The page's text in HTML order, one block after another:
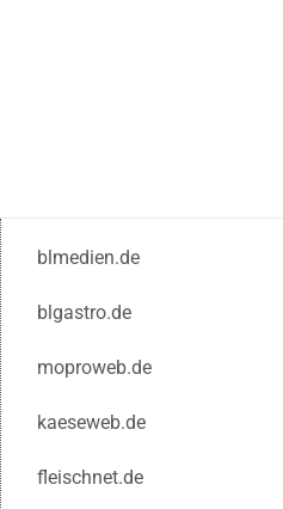
blmedien.de
blgastro.de
moproweb.de
kaeseweb.de
fleischnet.de